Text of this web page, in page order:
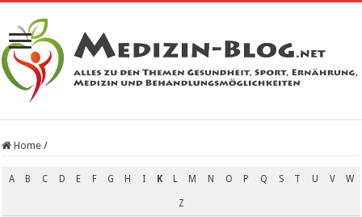
Home /
A B C D E F G H I K L M N O P Q S T U V W
Z